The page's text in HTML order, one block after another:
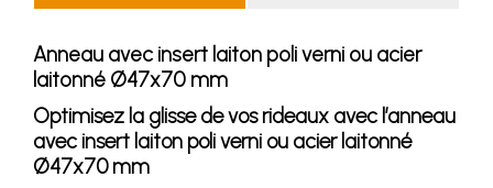
Anneau avec insert laiton poli verni ou acier
laitonné Ø47x70 mm
Optimisez la glisse de vos rideaux avec l’anneau
avec insert laiton poli verni ou acier laitonné
Ø47x70 mm